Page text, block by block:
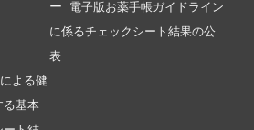
電子版お薬手帳ガイドライン
に係るチェックシート結果の公
表
よる健
る基本